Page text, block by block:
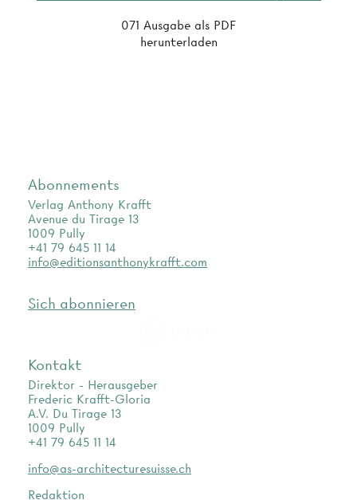
071 Ausgabe als PDF
herunterladen
Abonnements
Verlag Anthony Krafft
Avenue du Tirage 13
1009 Pully
+41 79 645 11 14
info@editionsanthonykrafft.com
Sich abonnieren
Kontakt
Direktor - Herausgeber
Frederic Krafft-Gloria
A.V. Du Tirage 13
1009 Pully
+41 79 645 11 14
info@as-architecturesuisse.ch
Redaktion